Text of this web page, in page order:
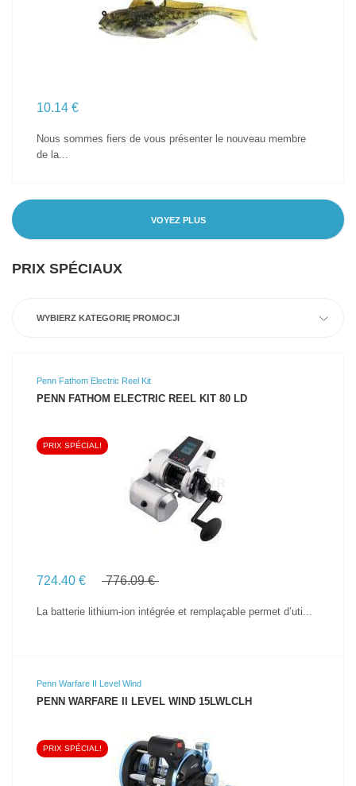
10.14 €
Nous sommes fiers de vous présenter le nouveau membre
de la...
VOYEZ PLUS
PRIX SPÉCIAUX
WYBIERZ KATEGORIĘ PROMOCJI
Penn Fathom Electric Reel Kit
PENN FATHOM ELECTRIC REEL KIT 80 LD
VOIR LE PRODUIT
PRIX SPÉCIAL!
724.40 € 776.09 €
La batterie lithium-ion intégrée et remplaçable permet d’uti...
Penn Warfare II Level Wind
PENN WARFARE II LEVEL WIND 15LWLCLH
VOIR LE PRODUIT
PRIX SPÉCIAL!